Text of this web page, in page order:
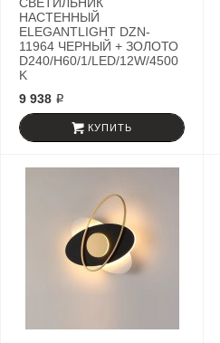
НАСТЕННЫЙ
ELEGANTLIGHT DZN-
11964 ЧЕРНЫЙ + ЗОЛОТО
D240/H60/1/LED/12W/4500
K
9 938 ₽
КУПИТЬ